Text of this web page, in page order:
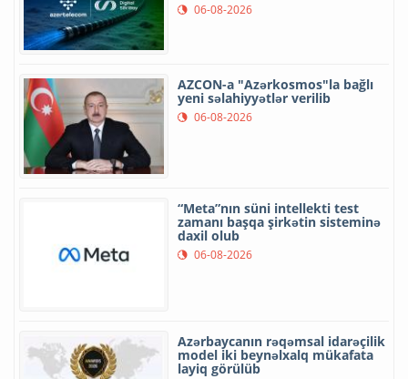
06-08-2026
AZCON-a "Azərkosmos"la bağlı
yeni səlahiyyətlər verilib
06-08-2026
“Meta”nın süni intellekti test
zamanı başqa şirkətin sisteminə
daxil olub
06-08-2026
Azərbaycanın rəqəmsal idarəçilik
model iki beynəlxalq mükafata
layiq görülüb